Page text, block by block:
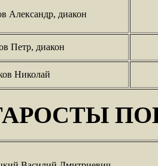
Александр, диакон
Петр, диакон
Николай